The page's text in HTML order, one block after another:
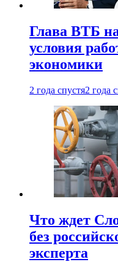
Глава ВТБ
условия
экономики
2 года спустя2 года
Что ждет
без
эксперта